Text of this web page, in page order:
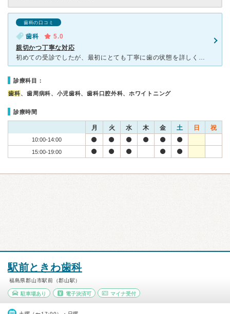
歯科の口コミ
歯科
5.0
親切かつ丁寧な対応
初めての受診でしたが、最初にとても丁寧に歯の状態を詳しく確認していただき安心できました。 院内は清潔感があり、居心地も良かったです。 先生や歯科衛生士さんの説明も分かりやすく的確で、不安が解消され
診療科目：
歯科、歯周病科、小児歯科、歯科口腔外科、ホワイトニング
診療時間
月 火 水 木 金 土 日 祝
10:00-14:00
15:00-19:00
駅前ときわ歯科
福島県郡山市駅前（郡山駅）
駐車場あり 電子決済可 マイナ受付